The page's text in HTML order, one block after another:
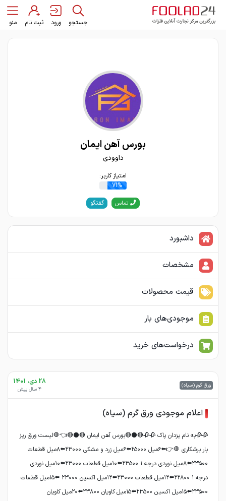
جستجو ورود ثبت نام منو
بورس آهن ایمان
داوودی
امتیاز کاربر:
71%
تماس گفتگو
داشبورد
مشخصات
قیمت محصولات
موجودی‌های بار
درخواست‌های خرید
ورق گرم (سیاه) 28 دی، 1401
4 سال پیش
اعلام موجودی ورق گرم (سیاه)
🥀🥀به نام یزدان پاک 🥀🥀🔴⚫🔴بورس آهن ایمان 🔴⚫🔴👈🛑لیست ورق ریز
بار برشکاری 🛑👉⬅️۶میل ۲۵۰۰۰⬅️۶میل زرد و مشکی ۲۳۰۰۰⬅️۸میل قطعات
۲۳۵۰۰⬅️۸میل نوردی درجه ۱ ۲۳۵۰۰⬅️۱۰میل قطعات ۲۳۰۰۰⬅️۱۰میل نوردی
درجه ۱ ۲۲۸۰۰⬅️۱۲میل قطعات ۲۳۰۰۰⬅️۱۲میل اکسین ۲۳۰۰۰ ⬅️۱۵میل قطعات
۲۳۵۰۰⬅️۱۵میل اکسین ۲۳۵۰۰⬅️۱۵میل کاویان ۲۳۸۰۰⬅️۲۰میل کاویان